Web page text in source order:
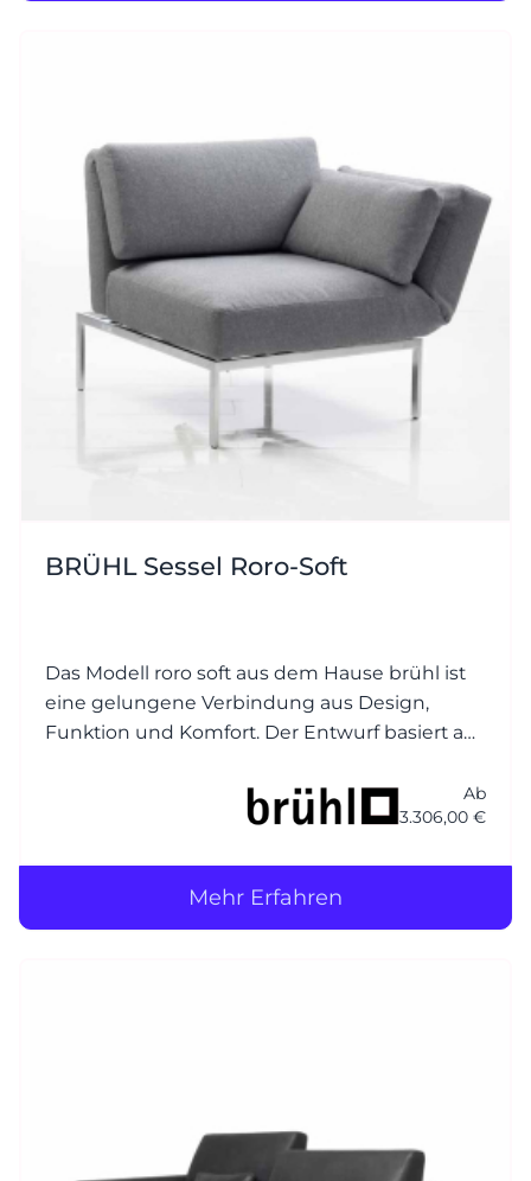
BRÜHL Sessel Roro-Soft
Das Modell roro soft aus dem Hause brühl ist
eine gelungene Verbindung aus Design,
Funktion und Komfort. Der Entwurf basiert auf
um eine weichere, einladender Polsterung
ergänzt – daher der Zusatz soft.
Ab
3.306,00 €
Mehr Erfahren